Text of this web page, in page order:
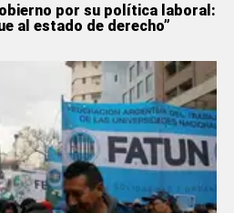
por su política laboral:
al estado de derecho”